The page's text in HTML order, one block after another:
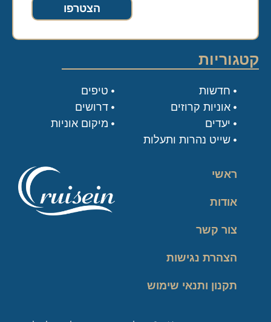
הצטרפו
ראשי
אודות
צור קשר
הצהרת נגישות
תקנון ותנאי שימוש
קטגוריות
טיפים
דרושים
מיקום אוניות
חדשות
אוניות קרוזים
יעדים
שייט נהרות ותעלות